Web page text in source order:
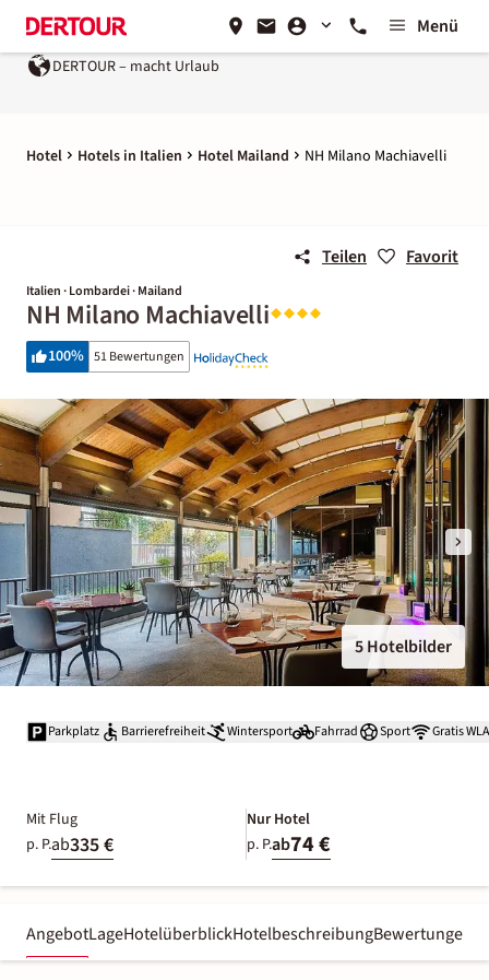
Menü
DERTOUR – macht Urlaub
Hotel Hotels in Italien Hotel Mailand NH Milano Machiavelli
Teilen Favorit
Italien · Lombardei · Mailand
NH Milano Machiavelli
100% 51 Bewertungen
5 Hotelbilder
Parkplatz Barrierefreiheit Wintersport Fahrrad Sport Gratis
Mit Flug
p. P.ab335 €
Nur Hotel
p. P.ab74 €
AngebotLageHotelüberblickHotelbeschreibungBewertungen